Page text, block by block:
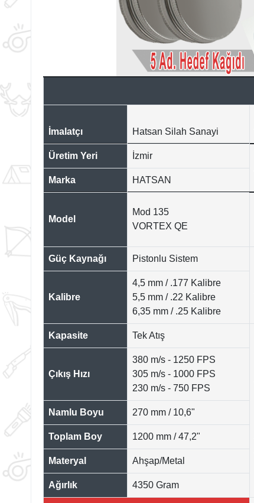
İmalatçı Hatsan Silah Sanayi
Üretim Yeri İzmir
Marka
HATSAN
Model
Mod 135
VORTEX QE
Güç Kaynağı
Pistonlu Sistem
Kalibre
4,5 mm / .177 Kalibre
5,5 mm / .22 Kalibre
6,35 mm / .25 Kalibre
Kapasite Tek Atış
Çıkış Hızı
380 m/s - 1250 FPS
305 m/s - 1000 FPS
230 m/s - 750 FPS
Namlu Boyu 270 mm / 10,6"
Toplam Boy 1200 mm / 47,2"
Materyal Ahşap/Metal
Ağırlık 4350 Gram